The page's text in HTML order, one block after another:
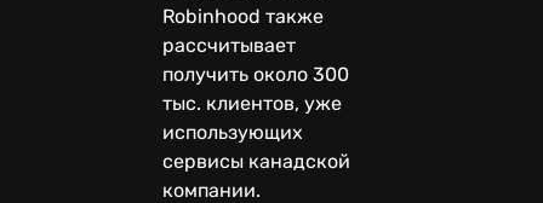
Robinhood также
рассчитывает
получить около 300
тыс. клиентов, уже
использующих
сервисы канадской
компании.